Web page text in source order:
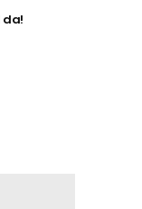
da!